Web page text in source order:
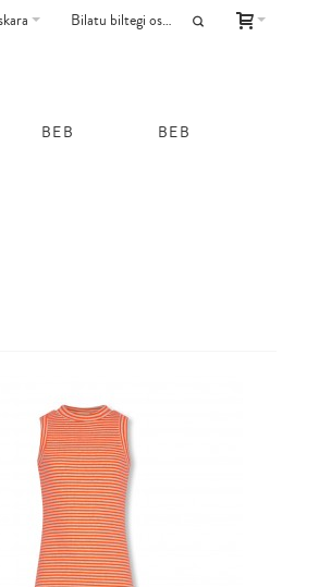
BEB BEB